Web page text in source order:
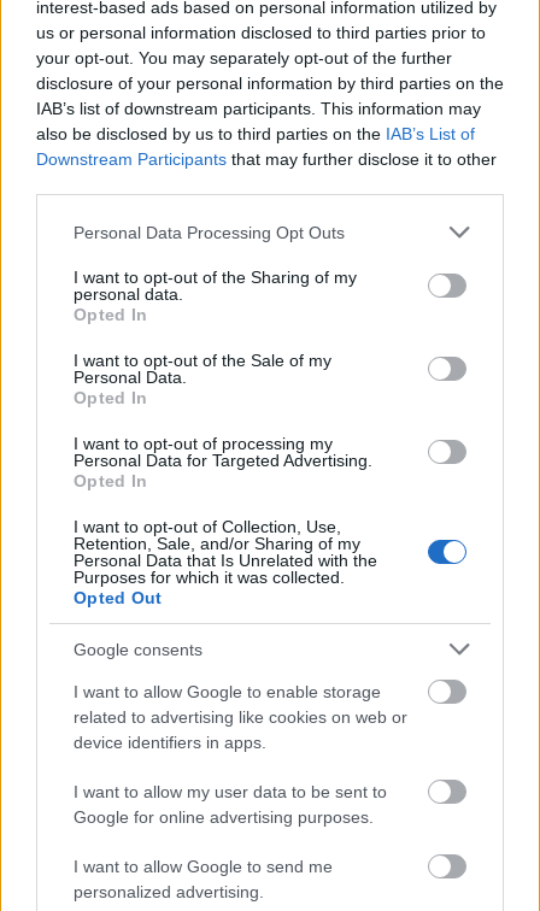
interest-based ads based on personal information utilized by
us or personal information disclosed to third parties prior to
your opt-out. You may separately opt-out of the further
disclosure of your personal information by third parties on the
IAB’s list of downstream participants. This information may
also be disclosed by us to third parties on the IAB’s List of
Downstream Participants that may further disclose it to other
Please note that this website/app uses one or more Google
not limited to your visit or usage behaviour. You may click to
grant or deny consent to Google and its third-party tags to
use your data for below specified purposes in below Google
consent section.
Personal Data Processing Opt Outs
I want to opt-out of the Sharing of my
personal data.
Opted In
I want to opt-out of the Sale of my
Personal Data.
Opted In
I want to opt-out of processing my
Personal Data for Targeted Advertising.
Opted In
I want to opt-out of Collection, Use,
Retention, Sale, and/or Sharing of my
Personal Data that Is Unrelated with the
Purposes for which it was collected.
Opted Out
Google consents
I want to allow Google to enable storage
related to advertising like cookies on web or
device identifiers in apps.
I want to allow my user data to be sent to
Google for online advertising purposes.
I want to allow Google to send me
personalized advertising.
látsz? Mi változott? Hogyan érzed magad?
Milyen az a személy, aki nem is sejti, mi lehet az
imposztor szindróma? Milyen az új éned, aki
magabiztos, magas az önbecsülése és tudja,
hogy minden egyes nap, amikor a karrierjében
helyt áll, valódi értéket teremt a munkájával? Írd
le, milyen az ideális helyzet, milyen vagy te, és
milyen érzés így megélni a mindennapokat
vizualizáld és őrizd meg ezt az érzést magadban
a nap során, és kezdj el úgy viselkedni és
személy tenné. Végezd el ezt a gyakorlatot
minden nap legalább egy hónapon keresztül és
során. Vezesd naplóban, mire vagy büszke és
miért vagy hálás az adott napon.
Az egyik legjobb módja annak, hogy legyőzd az
imposztor szindrómádat, ha a félelmeid és
kételyeid ellenére is cselekszel és belevágsz a
tevékenységbe:
elindítod a vállalkozásodat, új
állásokat pályázol meg, belevágsz egy új
projektbe. Ha a kétségeid ellenére cselekedni
kezdesz, tapasztalatokat szerzel, és minél több
tapasztalatot szerzel, annál könnyebben tudsz
megbizonyosodni arról, hogy valóban tudsz
értéket teremteni a munkahelyeden vagy az
tapasztalatok által folyamatosan visszajelzést
kapsz majd, hogy jó úton haladsz és szükség